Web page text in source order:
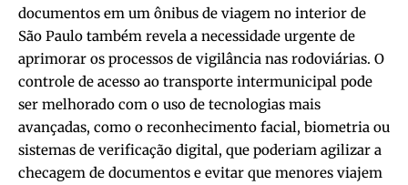
documentos em um ônibus de viagem no interior de
São Paulo também revela a necessidade urgente de
aprimorar os processos de vigilância nas rodoviárias. O
controle de acesso ao transporte intermunicipal pode
ser melhorado com o uso de tecnologias mais
avançadas, como o reconhecimento facial, biometria ou
sistemas de verificação digital, que poderiam agilizar a
checagem de documentos e evitar que menores viajem